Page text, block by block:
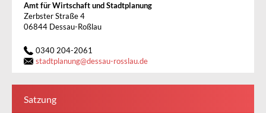
Amt für Wirtschaft und Stadtplanung
Zerbster Straße 4
06844 Dessau-Roßlau
0340 204-2061
stadtplanung@dessau-rosslau.de
Satzung